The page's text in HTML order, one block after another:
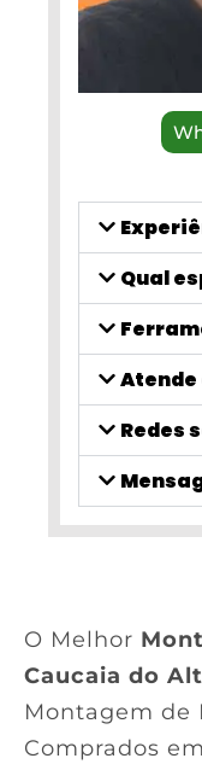
Qual
Atende
Redes
O Melhor
Caucaia do
Montagem de
Comprados